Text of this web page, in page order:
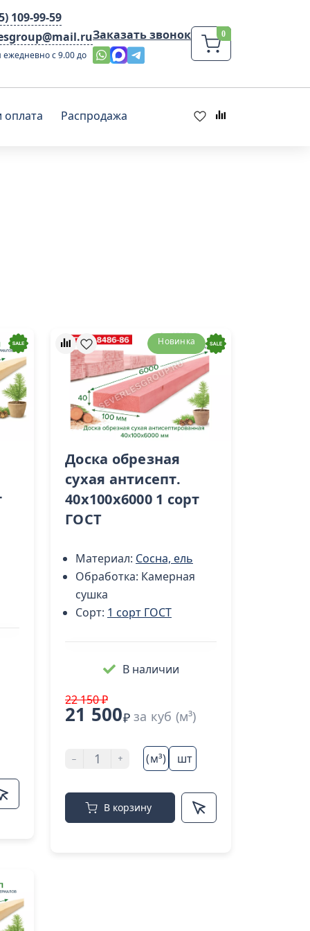
109-99-59
ежедневно с 9.00 до
Заказать звонок
оплата Распродажа
Новинка
Доска обрезная
сухая антисепт.
40х100х6000 1 сорт
ГОСТ
Материал: Сосна, ель
Обработка: Камерная
сушка
Сорт: 1 сорт ГОСТ
В наличии
22 150 ₽
21 500₽ за куб (м³)
- + (м³) шт
В корзину